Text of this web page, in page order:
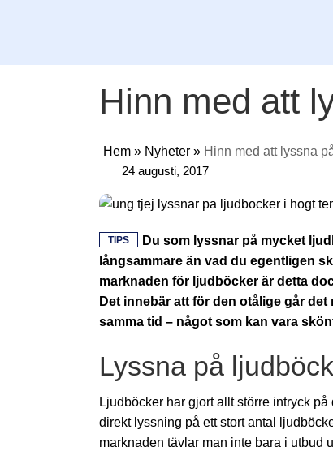
Hinn med att
Hem » Nyheter » Hinn med att lyssna
24 augusti, 2017
TIPS
Du som lyssnar på mycket
långsammare än vad du egentligen
marknaden för ljudböcker är detta
Det innebär att för den otålige går
samma tid – något som kan vara
Lyssna på
Ljudböcker har gjort allt större intryck
direkt lyssning på ett stort antal
marknaden tävlar man inte bara i utbud